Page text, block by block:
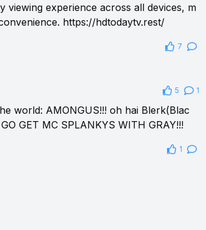
viewing experience across all devices, m
https://hdtodaytv.rest/
7
5 1
world: AMONGUS!!! oh hai Blerk(Blac
GET MC SPLANKYS WITH GRAY!!!
1